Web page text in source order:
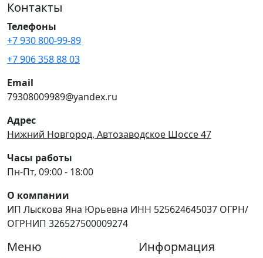
Контакты
Телефоны
+7 930 800-99-89
+7 906 358 88 03
Email
79308009989@yandex.ru
Адрес
Нижний Новгород, Автозаводское Шоссе 47
Часы работы
Пн-Пт, 09:00 - 18:00
О компании
ИП Лыскова Яна Юрьевна ИНН 525624645037 ОГРН/
ОГРНИП 326527500009274
Меню Информация